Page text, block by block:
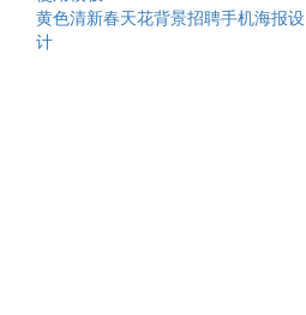
黄色清新春天花背景招聘手机海报设
计